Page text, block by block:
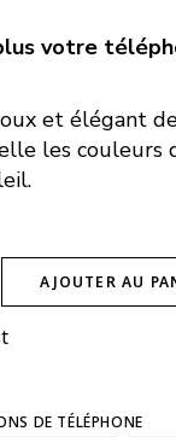
votre
et élégant
les couleurs
- ambrée
AJOUTER AU
DE TÉLÉPHONE